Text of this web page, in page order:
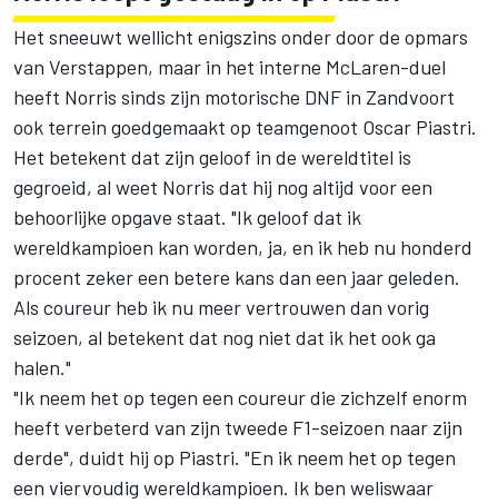
Het sneeuwt wellicht enigszins onder door de opmars
van Verstappen, maar in het interne McLaren-duel
heeft Norris sinds zijn motorische DNF in Zandvoort
ook terrein goedgemaakt op teamgenoot Oscar Piastri.
Het betekent dat zijn geloof in de wereldtitel is
gegroeid, al weet Norris dat hij nog altijd voor een
behoorlijke opgave staat. "Ik geloof dat ik
wereldkampioen kan worden, ja, en ik heb nu honderd
procent zeker een betere kans dan een jaar geleden.
Als coureur heb ik nu meer vertrouwen dan vorig
seizoen, al betekent dat nog niet dat ik het ook ga
halen."
"Ik neem het op tegen een coureur die zichzelf enorm
heeft verbeterd van zijn tweede F1-seizoen naar zijn
derde", duidt hij op Piastri. "En ik neem het op tegen
een viervoudig wereldkampioen. Ik ben weliswaar